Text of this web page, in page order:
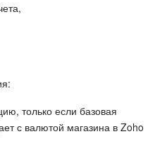
только если базовая
с валютой магазина в Zoho